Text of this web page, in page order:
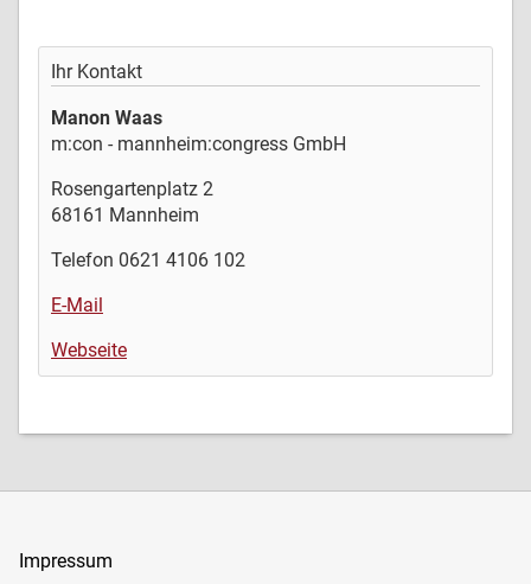
Ihr Kontakt
Manon Waas
m:con - mannheim:congress GmbH
Rosengartenplatz 2
68161 Mannheim
Telefon 0621 4106 102
E-Mail
Webseite
Impressum